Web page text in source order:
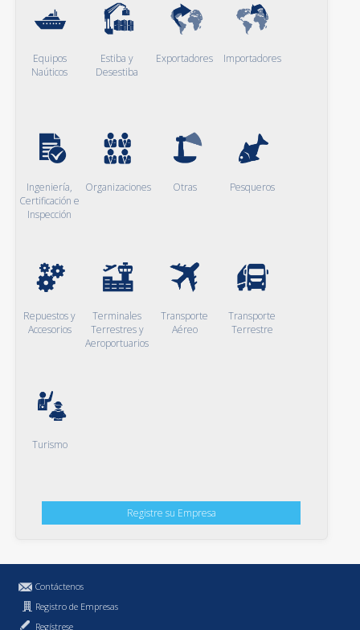
Equipos
Naúticos
Estiba y
Desestiba
Exportadores Importadores
Ingeniería,
Certificación e
Inspección
Organizaciones Otras Pesqueros
Repuestos y
Accesorios
Terminales
Terrestres y
Aeroportuarios
Transporte
Aéreo
Transporte
Terrestre
Turismo
Registre su Empresa
Contáctenos
Registro de Empresas
Regístrese